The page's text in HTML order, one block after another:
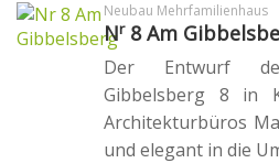
Kompetenzen
Projekte
Kontakt
Neubau Mehrfamilienhaus
Nr8 Am
Der Entwurf
Gibbelsberg 8 in
Architekturbüros
und elegant in die